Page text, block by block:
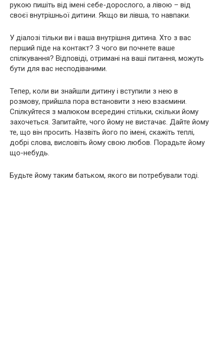
рукою пишіть від імені себе-дорослого, а лівою – від
своєї внутрішньої дитини. Якщо ви лівша, то навпаки.
У діалозі тільки ви і ваша внутрішня дитина. Хто з вас
перший піде на контакт? З чого ви почнете ваше
спілкування? Відповіді, отримані на ваші питання, можуть
бути для вас несподіваними.
Тепер, коли ви знайшли дитину і вступили з нею в
розмову, прийшла пора встановити з нею взаємини.
Спілкуйтеся з малюком всередині стільки, скільки йому
захочеться. Запитайте, чого йому не вистачає. Дайте йому
те, що він просить. Назвіть його по імені, скажіть теплі,
добрі слова, висловіть йому свою любов. Порадьте йому
що-небудь.
Будьте йому таким батьком, якого ви потребували тоді.